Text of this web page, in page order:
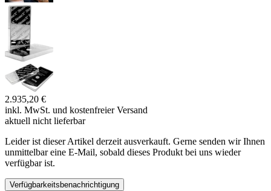
2.935,20 €
inkl. MwSt. und kostenfreier Versand
aktuell nicht lieferbar
Leider ist dieser Artikel derzeit ausverkauft. Gerne senden wir Ihnen
unmittelbar eine E-Mail, sobald dieses Produkt bei uns wieder
verfügbar ist.
Verfügbarkeitsbenachrichtigung